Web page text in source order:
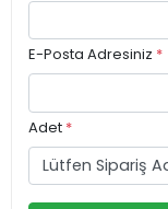
E-Posta Adresiniz *
Adet *